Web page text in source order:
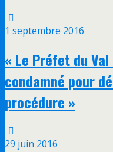
1 septembre 2016
« Le Préfet du
condamné pour
procédure »
29 juin 2016